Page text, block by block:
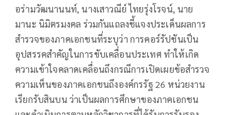
อร่ามวัฒนานนท์, นางเสาวณีย์ ไทยรุ่งโรจน์, นาย
มานะ นิมิตรมงคล ร่วมกันแถลงชี้แจงประเด็นผลการ
สำรวจของภาคเอกชนที่ระบุว่า การคอร์รัปชันเป็น
อุปสรรคสำคัญในการขับเคลื่อนประเทศ​ ทำให้เกิด
ความเข้าใจคลาดเคลื่อนถึงกรณีการเปิดเผยข้อสำรวจ
ความเห็นของภาคเอกชนถึงองค์กรรัฐ​ 26 หน่วยงาน
เรียกรับสินบน ​ว่า​เป็นผลการศึกษาของภาคเอกชน